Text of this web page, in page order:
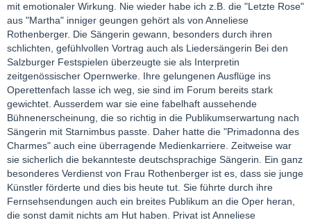
mit emotionaler Wirkung. Nie wieder habe ich z.B. die "Letzte Rose"
aus "Martha" inniger geungen gehört als von Anneliese
Rothenberger. Die Sängerin gewann, besonders durch ihren
schlichten, gefühlvollen Vortrag auch als Liedersängerin Bei den
Salzburger Festspielen überzeugte sie als Interpretin
zeitgenössischer Opernwerke. Ihre gelungenen Ausflüge ins
Operettenfach lasse ich weg, sie sind im Forum bereits stark
gewichtet. Ausserdem war sie eine fabelhaft aussehende
Bühnenerscheinung, die so richtig in die Publikumserwartung nach
Sängerin mit Starnimbus passte. Daher hatte die "Primadonna des
Charmes" auch eine überragende Medienkarriere. Zeitweise war
sie sicherlich die bekannteste deutschsprachige Sängerin. Ein ganz
besonderes Verdienst von Frau Rothenberger ist es, dass sie junge
Künstler förderte und dies bis heute tut. Sie führte durch ihre
Fernsehsendungen auch ein breites Publikum an die Oper heran,
die sonst damit nichts am Hut haben. Privat ist Anneliese